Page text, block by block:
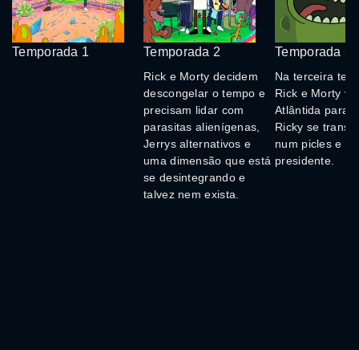
Temporada 1 Temporada 2
Rick e Morty decidem
descongelar o tempo e
precisam lidar com
parasitas alienígenas,
Jerrys alternativos e
uma dimensão que está
se desintegrando e
talvez nem exista.
Temporada 3
Na terceira
Rick e Morty
Atlântida para
Ricky se
num picles e
presidente.